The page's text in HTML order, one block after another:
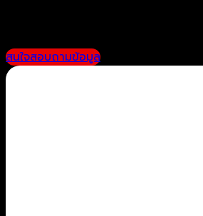
สนใจสอบถามข้อมูล